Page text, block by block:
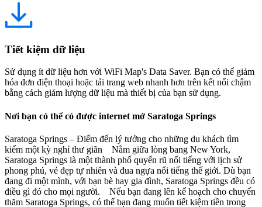
Tiết kiệm dữ liệu
Sử dụng ít dữ liệu hơn với WiFi Map's Data Saver. Bạn có thể giảm
hóa đơn điện thoại hoặc tải trang web nhanh hơn trên kết nối chậm
bằng cách giảm lượng dữ liệu mà thiết bị của bạn sử dụng.
Nơi bạn có thể có được internet mở Saratoga Springs
Saratoga Springs – Điểm đến lý tưởng cho những du khách tìm
kiếm một kỳ nghỉ thư giãn Nằm giữa lòng bang New York,
Saratoga Springs là một thành phố quyến rũ nổi tiếng với lịch sử
phong phú, vẻ đẹp tự nhiên và đua ngựa nổi tiếng thế giới. Dù bạn
đang đi một mình, với bạn bè hay gia đình, Saratoga Springs đều có
điều gì đó cho mọi người. Nếu bạn đang lên kế hoạch cho chuyến
thăm Saratoga Springs, có thể bạn đang muốn tiết kiệm tiền trong